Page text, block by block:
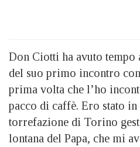
Don Ciotti ha avuto tempo
del suo primo incontro
prima volta che l’ho
pacco di caffè. Ero stato
torrefazione di Torino
lontana del Papa, che mi